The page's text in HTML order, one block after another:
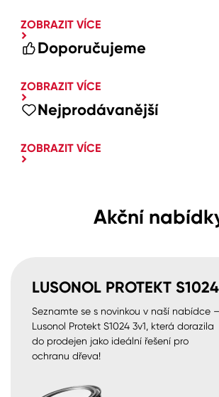
ZOBRAZIT VÍCE
Doporučujeme
ZOBRAZIT VÍCE
Nejprodávanější
ZOBRAZIT VÍCE
Akční
LUSONOL PROTEKT S1024
Seznamte se s novinkou v naší nabídce –
Lusonol Protekt S1024 3v1, která dorazila
do prodejen jako ideální řešení pro
ochranu dřeva!